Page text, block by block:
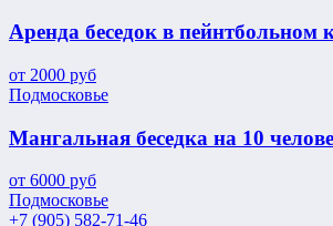
Аренда беседок в пейнтбольном
от 2000 руб
Подмосковье
Мангальная беседка на 10
от 6000 руб
Подмосковье
+7 (905) 582-71-46